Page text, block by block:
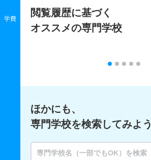
学費
閲覧履歴に基づく
オススメの専門学校
ほかにも、
専門学校を検索してみよう